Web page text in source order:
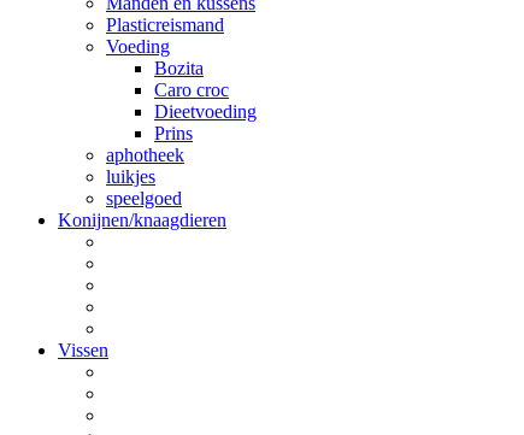
Plasticreismand
Voeding
Bozita
Caro croc
Dieetvoeding
Prins
aphotheek
luikjes
speelgoed
Konijnen/knaagdieren
Vissen